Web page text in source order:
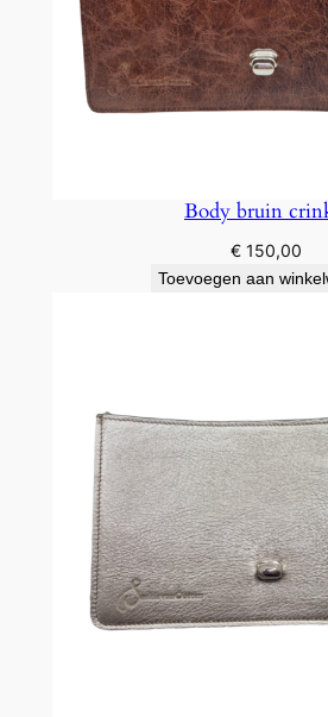
Body bruin
€ 150,00
Toevoegen aan